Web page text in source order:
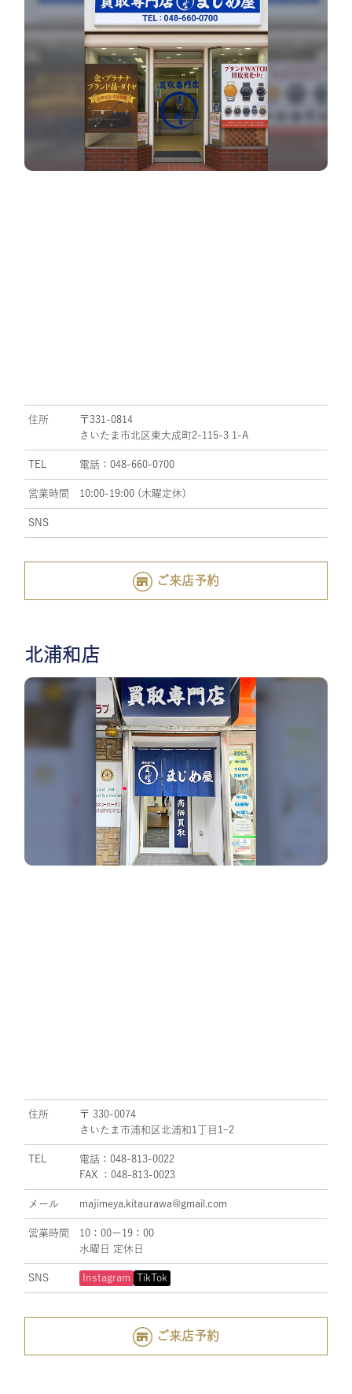
住所
〒331-0814
さいたま市北区東大成町2-115-3 1-A
TEL 電話：048-660-0700
営業時間 10:00-19:00 (木曜定休)
SNS
ご来店予約
北浦和店
住所
〒 330-0074
さいたま市浦和区北浦和1丁目1ｰ2
TEL
電話：048-813-0022
FAX ：048-813-0023
メール majimeya.kitaurawa@gmail.com
営業時間
10：00ー19：00
水曜日 定休日
SNS Instagram TikTok
ご来店予約